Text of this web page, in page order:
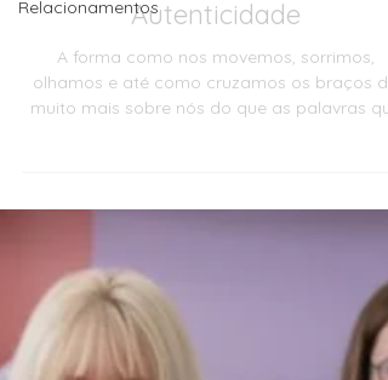
Relacionamentos
Completo para Mulheres Que
Querem Transmitir Confiança
Autenticidade
escolhemos. A linguagem corporal é uma
nós, mulheres, ela pode ser tanto um reflexo
das nossas inseguranças como um
de empoderamento. Já reparaste como
alguém pode entrar numa sala sem dizer
e, ainda assim, conquistar toda a atenção?